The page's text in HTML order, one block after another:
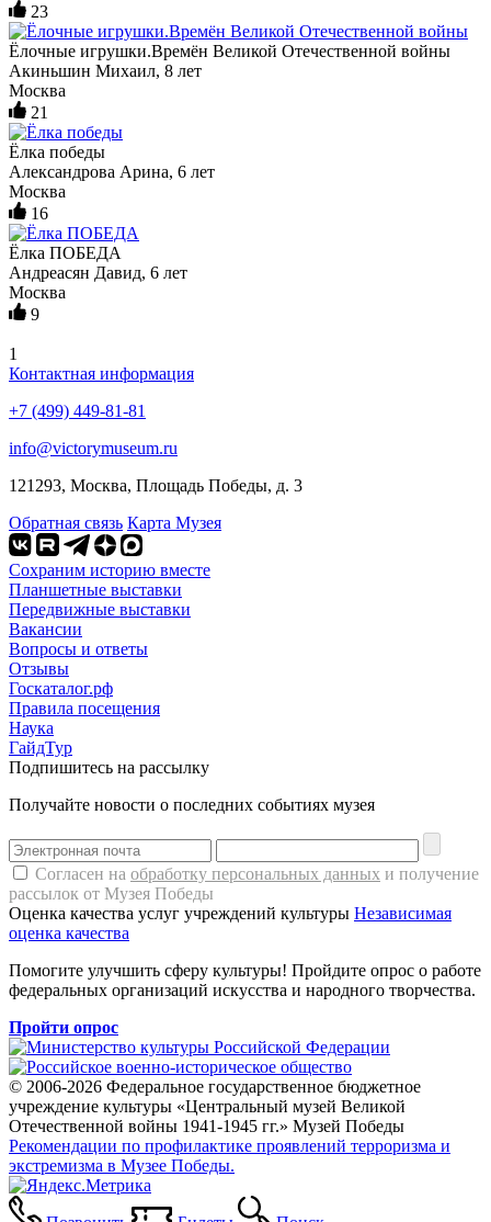
23
Ёлочные игрушки.Времён Великой Отечественной войны
Акиньшин Михаил, 8 лет
Москва
21
Ёлка победы
Александрова Арина, 6 лет
Москва
16
Ёлка ПОБЕДА
Андреасян Давид, 6 лет
Москва
9
1
Контактная информация
+7 (499) 449-81-81
info@victorymuseum.ru
121293, Москва, Площадь Победы, д. 3
Обратная связь Карта Музея
Сохраним историю вместе
Планшетные выставки
Передвижные выставки
Вакансии
Вопросы и ответы
Отзывы
Госкаталог.рф
Правила посещения
Наука
ГайдТур
Подпишитесь на рассылку
Получайте новости о последних событиях музея
Согласен на обработку персональных данных и получение
рассылок от Музея Победы
Оценка качества услуг учреждений культуры Независимая
оценка качества
Помогите улучшить сферу культуры! Пройдите опрос о работе
федеральных организаций искусства и народного творчества.
Пройти опрос
© 2006-2026 Федеральное государственное бюджетное
учреждение культуры «Центральный музей Великой
Отечественной войны 1941-1945 гг.» Музей Победы
Рекомендации по профилактике проявлений терроризма и
экстремизма в Музее Победы.